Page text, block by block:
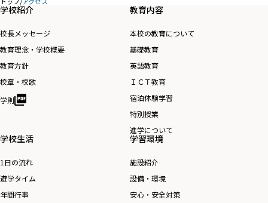
学校紹介
校長メッセージ
教育理念・学校概要
教育方針
校章・校歌
学則
教育内容
本校の教育について
基礎教育
英語教育
ＩＣＴ教育
宿泊体験学習
特別授業
進学について
学校生活
1日の流れ
遊学タイム
年間行事
学習環境
施設紹介
設備・環境
安心・安全対策